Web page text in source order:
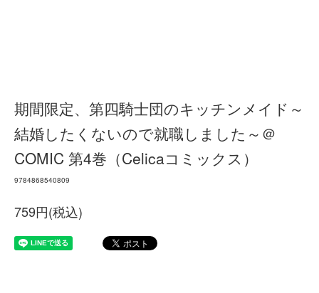
期間限定、第四騎士団のキッチンメイド～
結婚したくないので就職しました～＠
COMIC 第4巻（Celicaコミックス）
9784868540809
759円(税込)